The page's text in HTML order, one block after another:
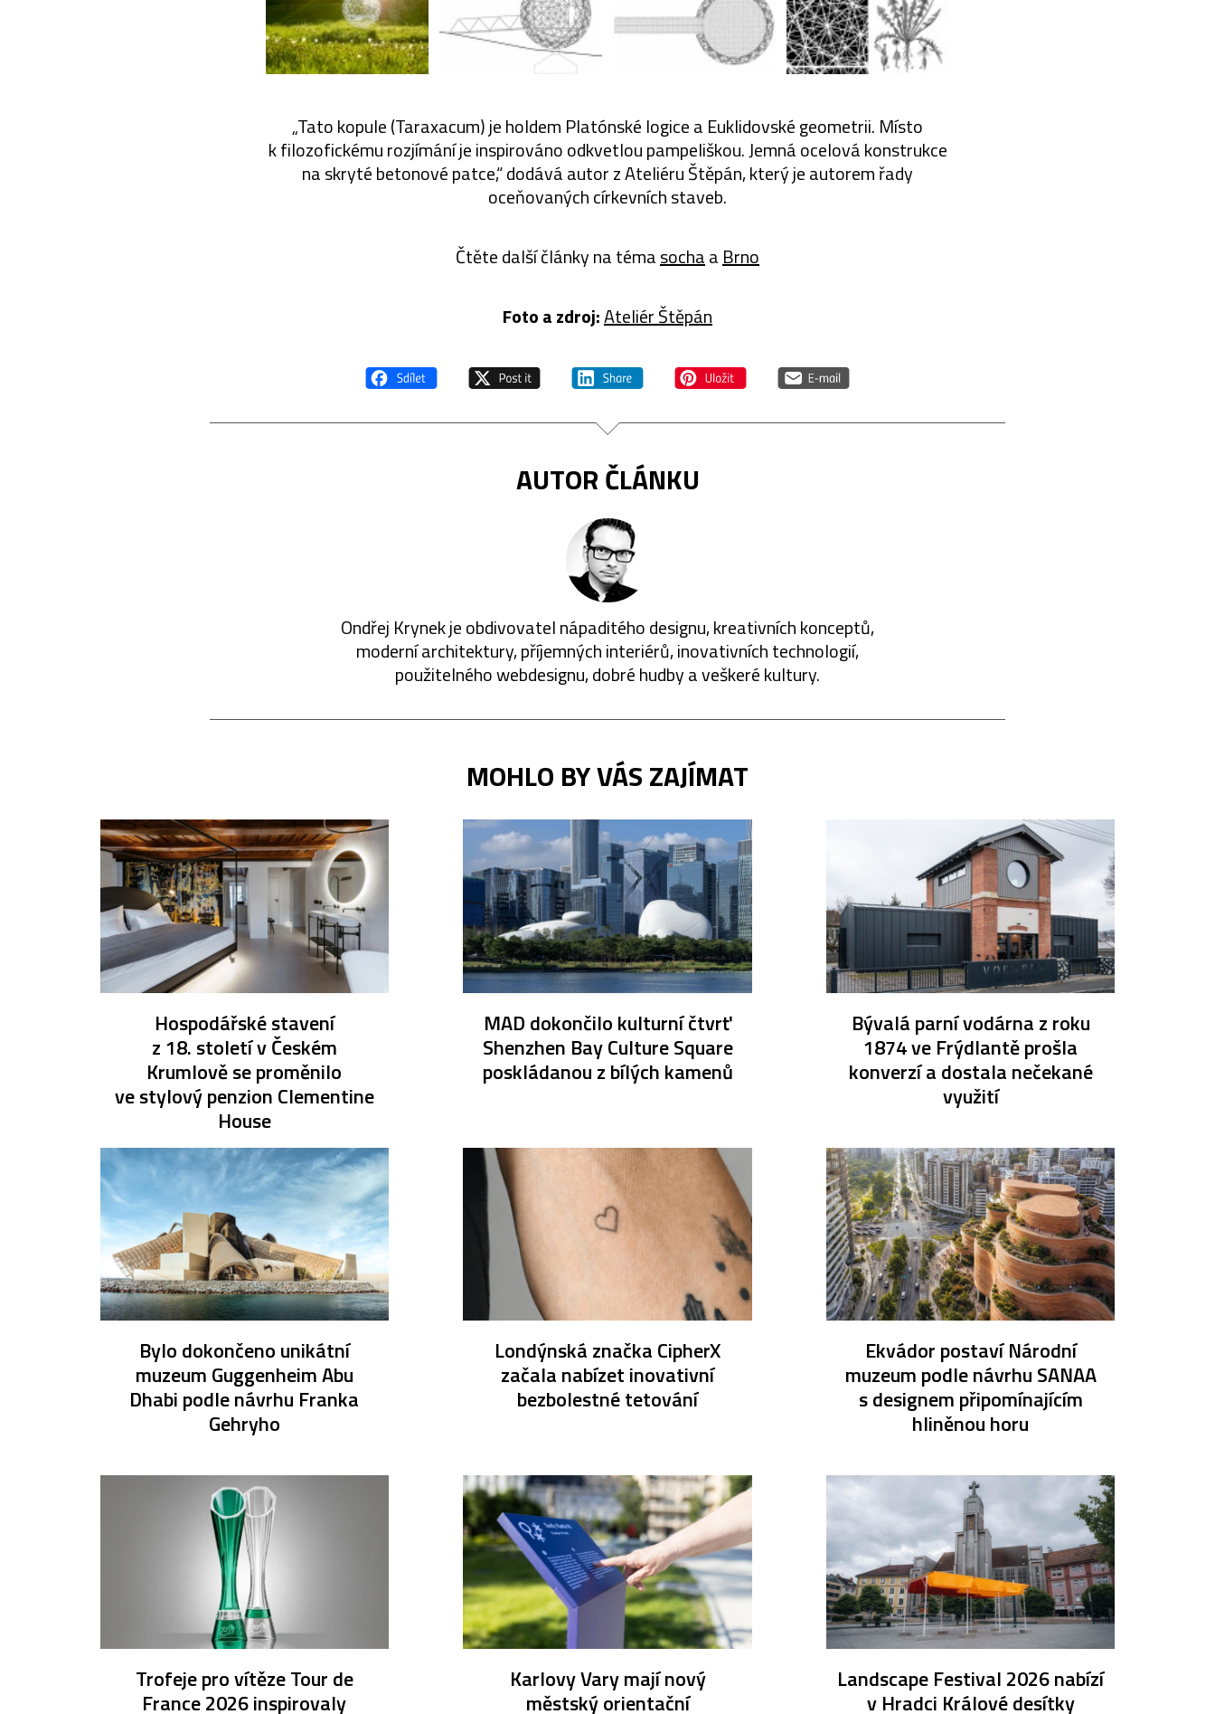
„Tato kopule (Taraxacum) je holdem Platónské logice a Euklidovské geometrii. Místo
k filozofickému rozjímání je inspirováno odkvetlou pampeliškou. Jemná ocelová konstrukce
na skryté betonové patce,“ dodává autor z Ateliéru Štěpán, který je autorem řady
oceňovaných církevních staveb.
Čtěte další články na témasochaa Brno
Foto a zdroj:Ateliér Štěpán
AUTOR ČLÁNKU
Ondřej Krynek je obdivovatel nápaditého designu, kreativních konceptů,
moderní architektury, příjemných interiérů, inovativních technologií,
použitelného webdesignu, dobré hudby a veškeré kultury.
MOHLO BY VÁS ZAJÍMAT
Hospodářské stavení
z 18. století v Českém
Krumlově se proměnilo
ve stylový penzion Clementine
House
MAD dokončilo kulturní čtvrť
Shenzhen Bay Culture Square
poskládanou z bílých kamenů
Bývalá parní vodárna z roku
1874 ve Frýdlantě prošla
konverzí a dostala nečekané
využití
Bylo dokončeno unikátní
muzeum Guggenheim Abu
Dhabi podle návrhu Franka
Gehryho
Londýnská značka CipherX
začala nabízet inovativní
bezbolestné tetování
Ekvádor postaví Národní
muzeum podle návrhu SANAA
s designem připomínajícím
hliněnou horu
Trofeje pro vítěze Tour de
France 2026 inspirovaly
Karlovy Vary mají nový
městský orientační
Landscape Festival 2026 nabízí
v Hradci Králové desítky